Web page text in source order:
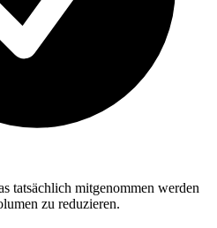
tatsächlich mitgenommen werden
zu reduzieren.